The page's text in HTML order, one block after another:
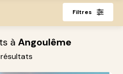
Filtres
à Angoulême
résultats